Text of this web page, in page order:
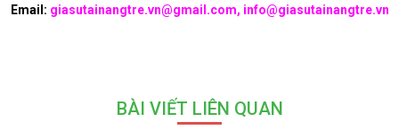
Email: giasutainangtre.vn@gmail.com, info@giasutainangtre.vn
BÀI VIẾT LIÊN QUAN